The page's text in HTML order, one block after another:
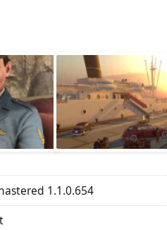
1.1.0.654